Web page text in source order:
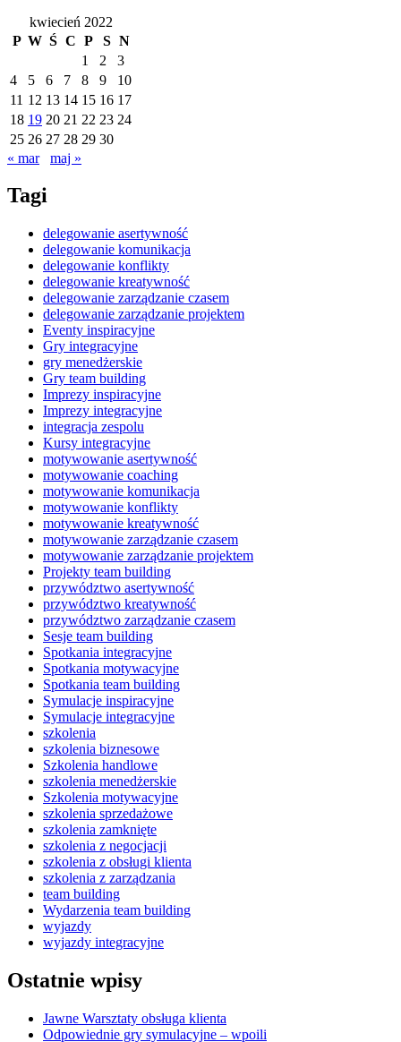
kwiecień 2022
P W Ś C P S N
1
2
3
4
5 6 7 8 9
10
11 12 13 14 15 16 17
18 19 20 21 22 23 24
25 26 27 28 29 30
« mar
maj »
Tagi
delegowanie asertywność
delegowanie komunikacja
delegowanie konflikty
delegowanie kreatywność
delegowanie zarządzanie czasem
delegowanie zarządzanie projektem
Eventy inspiracyjne
Gry integracyjne
gry menedżerskie
Gry team building
Imprezy inspiracyjne
Imprezy integracyjne
integracja zespolu
Kursy integracyjne
motywowanie asertywność
motywowanie coaching
motywowanie komunikacja
motywowanie konflikty
motywowanie kreatywność
motywowanie zarządzanie czasem
motywowanie zarządzanie projektem
Projekty team building
przywództwo asertywność
przywództwo kreatywność
przywództwo zarządzanie czasem
Sesje team building
Spotkania integracyjne
Spotkania motywacyjne
Spotkania team building
Symulacje inspiracyjne
Symulacje integracyjne
szkolenia
szkolenia biznesowe
Szkolenia handlowe
szkolenia menedżerskie
Szkolenia motywacyjne
szkolenia sprzedażowe
szkolenia zamknięte
szkolenia z negocjacji
szkolenia z obsługi klienta
szkolenia z zarządzania
team building
Wydarzenia team building
wyjazdy
wyjazdy integracyjne
Ostatnie wpisy
Jawne Warsztaty obsługa klienta
Odpowiednie gry symulacyjne – wpoili